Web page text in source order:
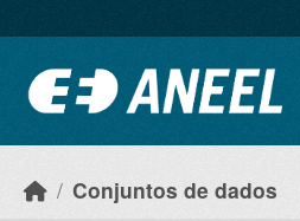
Conjuntos de dados